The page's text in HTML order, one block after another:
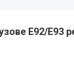
E92/E93